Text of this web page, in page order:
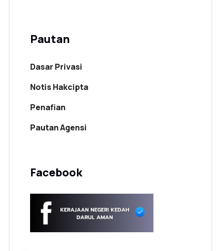
Pautan
Dasar Privasi
Notis Hakcipta
Penafian
Pautan Agensi
Facebook